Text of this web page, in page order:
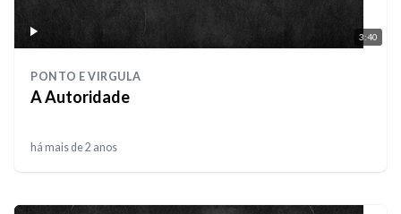
3:40
PONTO E VIRGULA
A Autoridade
há mais de 2 anos